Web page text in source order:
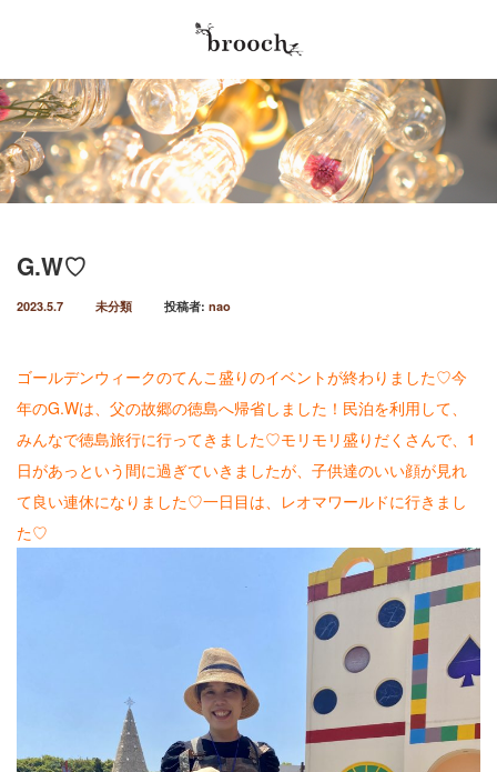
G.W♡
2023.5.7 未分類 投稿者: nao
ゴールデンウィークのてんこ盛りのイベントが終わりました♡今
年のG.Wは、父の故郷の徳島へ帰省しました！民泊を利用して、
みんなで徳島旅行に行ってきました♡モリモリ盛りだくさんで、1
日があっという間に過ぎていきましたが、子供達のいい顔が見れ
て良い連休になりました♡一日目は、レオマワールドに行きまし
た♡
Menu
Home
Salon info
Stylist
Menu / Price
Blog
最近の記事
2026.5.30
やってきました♡年に2回の、商品キャンペー
ン！！！毎年６月、１２月はbroochオープン
イイ♡パーマにしました♡ハンサムショートか
４月は、ニューヘアしたくなる、アルアル♡春
♡パー始めてます笑。春パーマ可愛い♡暖かく
なり、ルンルン気分を出したいそんなこ…
2026.1.18
今年も、フレッシュな可愛いお客様が、成人の
お待たせしました♡2026年度 HAPPY NEW
YEAR⭐︎ 馬さん ⭐︎ 〜じいじくんの手作り粘
土〜 …
2025.12.3
伸ばしかけロングは、なかなか雰囲気が変えら
れない。顔まわりを切りすぎちゃうと、仕事の
時に結んでおちてくるとうっとおしい……